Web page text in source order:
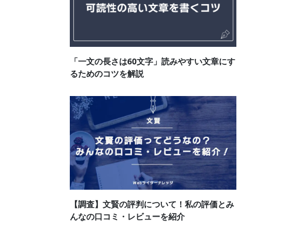
「一文の長さは60文字」読みやすい文章にす
るためのコツを解説
【調査】文賢の評判について！私の評価とみ
んなの口コミ・レビューを紹介